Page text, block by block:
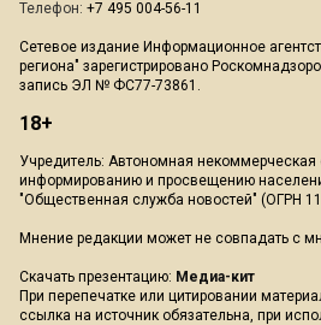
Телефон: +7 495 004-56-11
Сетевое издание Информационное
региона" зарегистрировано
запись ЭЛ № ФС77-73861.
18+
Учредитель: Автономная некоммерческая
информированию и просвещению
"Общественная служба новостей" (ОГРН
Мнение редакции может не совпадать с
Скачать презентацию: Медиа-кит
При перепечатке или цитировании
ссылка на источник обязательна, при